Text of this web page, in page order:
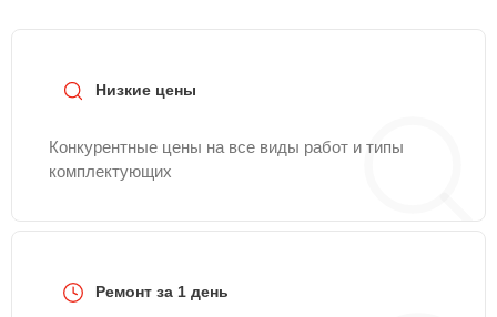
Низкие цены
Конкурентные цены на все виды работ и типы
комплектующих
Ремонт за 1 день